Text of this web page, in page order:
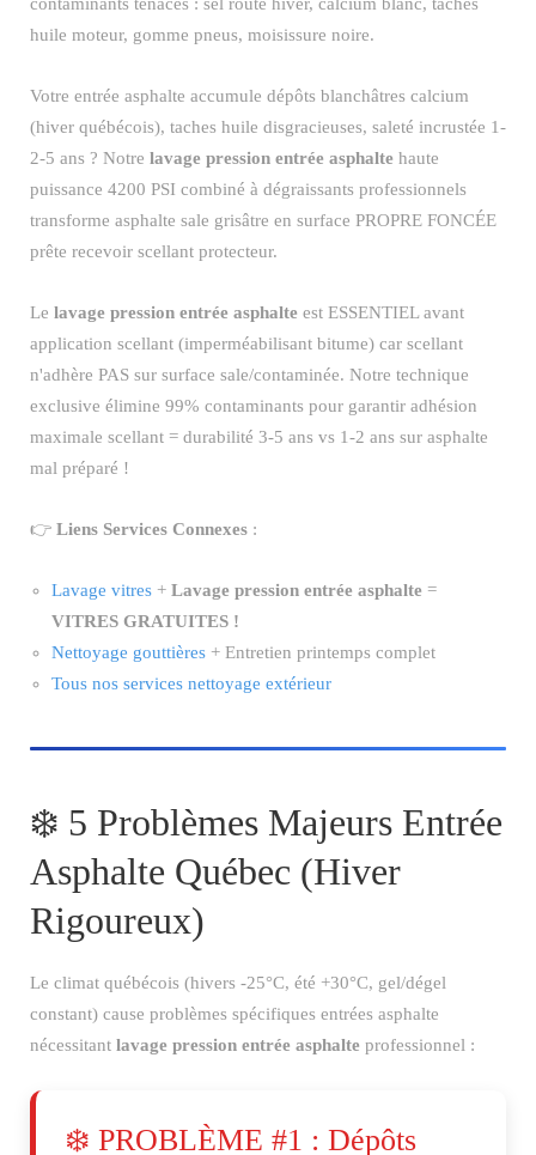
huile moteur, gomme pneus, moisissure noire.
Votre entrée asphalte accumule dépôts blanchâtres calcium
(hiver québécois), taches huile disgracieuses, saleté incrustée 1-
2-5 ans ? Notre lavage pression entrée asphalte haute
puissance 4200 PSI combiné à dégraissants professionnels
transforme asphalte sale grisâtre en surface PROPRE FONCÉE
prête recevoir scellant protecteur.
Le lavage pression entrée asphalte est ESSENTIEL avant
application scellant (imperméabilisant bitume) car scellant
n'adhère PAS sur surface sale/contaminée. Notre technique
exclusive élimine 99% contaminants pour garantir adhésion
maximale scellant = durabilité 3-5 ans vs 1-2 ans sur asphalte
mal préparé !
👉 Liens Services Connexes :
Lavage vitres + Lavage pression entrée asphalte =
VITRES GRATUITES !
Nettoyage gouttières + Entretien printemps complet
Tous nos services nettoyage extérieur
❄️ 5 Problèmes Majeurs Entrée
Asphalte Québec (Hiver
Rigoureux)
Le climat québécois (hivers -25°C, été +30°C, gel/dégel
constant) cause problèmes spécifiques entrées asphalte
nécessitant lavage pression entrée asphalte professionnel :
❄️ PROBLÈME #1 : Dépôts